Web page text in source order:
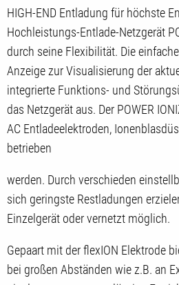
HIGH-END Entladung für höchste
Hochleistungs-Entlade-Netzgerät
durch seine Flexibilität. Die
Anzeige zur Visualisierung der
integrierte Funktions- und
das Netzgerät aus. Der POWER
AC Entladeelektroden,
betrieben
werden. Durch verschieden
sich geringste Restladungen
Einzelgerät oder vernetzt möglich.
Gepaart mit der flexION Elektrode
bei großen Abständen wie z.B. an